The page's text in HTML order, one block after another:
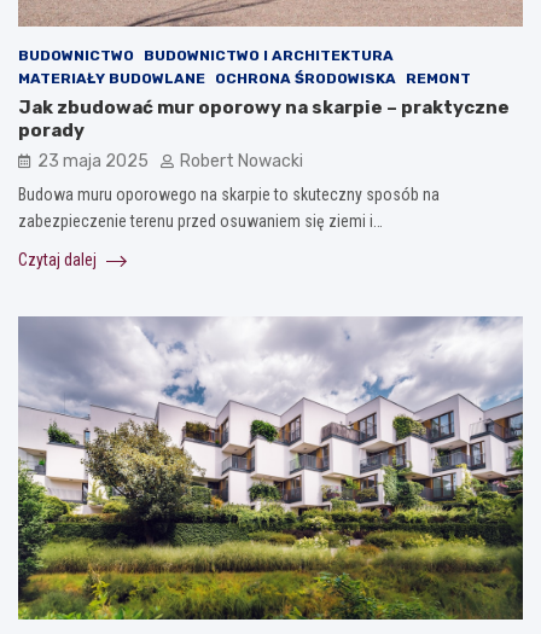
BUDOWNICTWO
BUDOWNICTWO I ARCHITEKTURA
MATERIAŁY BUDOWLANE
OCHRONA ŚRODOWISKA REMONT
Jak zbudować mur oporowy na skarpie – praktyczne
porady
23 maja 2025 Robert Nowacki
Budowa muru oporowego na skarpie to skuteczny sposób na
zabezpieczenie terenu przed osuwaniem się ziemi i…
Czytaj dalej